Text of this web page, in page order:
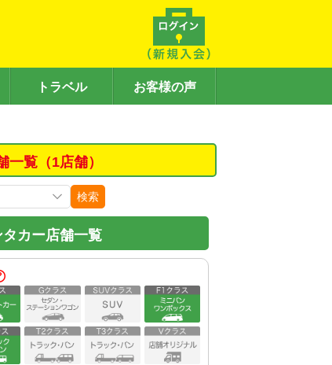
トラベル お客様の声
覧（1店舗）
検索
カー店舗一覧